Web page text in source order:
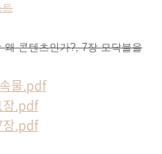
트
콘텐츠인가?, 7장 모닥불을
물.pdf
장.pdf
장.pdf